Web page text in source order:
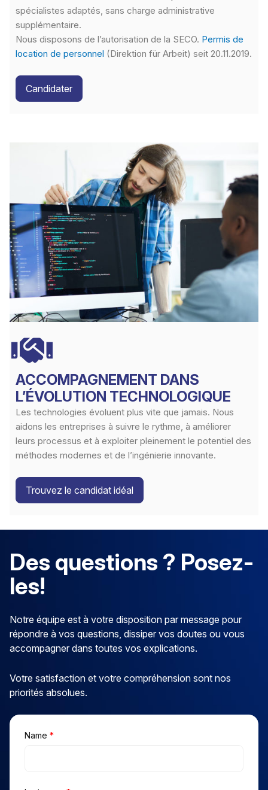
spécialistes adaptés, sans charge administrative
supplémentaire.
Nous disposons de l’autorisation de la SECO. Permis de
location de personnel (Direktion für Arbeit) seit 20.11.2019.
Candidater
ACCOMPAGNEMENT DANS
L’ÉVOLUTION TECHNOLOGIQUE
Les technologies évoluent plus vite que jamais. Nous
aidons les entreprises à suivre le rythme, à améliorer
leurs processus et à exploiter pleinement le potentiel des
méthodes modernes et de l’ingénierie innovante.
Trouvez le candidat idéal
Des questions ? Posez-
les!
Notre équipe est à votre disposition par message pour
répondre à vos questions, dissiper vos doutes ou vous
accompagner dans toutes vos explications.
Votre satisfaction et votre compréhension sont nos
priorités absolues.
Name *